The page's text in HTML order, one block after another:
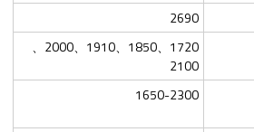
2690
1720、1850、1910、2000、
2100
1650-2300